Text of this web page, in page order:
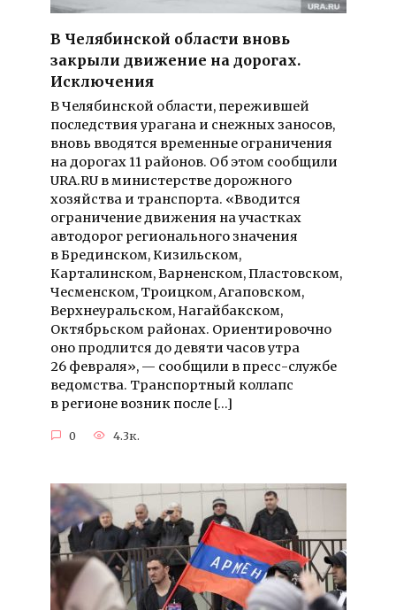
В Челябинской области вновь
закрыли движение на дорогах.
Исключения
В Челябинской области, пережившей
последствия урагана и снежных заносов,
вновь вводятся временные ограничения
на дорогах 11 районов. Об этом сообщили
URA.RU в министерстве дорожного
хозяйства и транспорта. «Вводится
ограничение движения на участках
автодорог регионального значения
в Брединском, Кизильском,
Карталинском, Варненском, Пластовском,
Чесменском, Троицком, Агаповском,
Верхнеуральском, Нагайбакском,
Октябрьском районах. Ориентировочно
оно продлится до девяти часов утра
26 февраля», — сообщили в пресс-службе
ведомства. Транспортный коллапс
в регионе возник после […]
0 4.3к.